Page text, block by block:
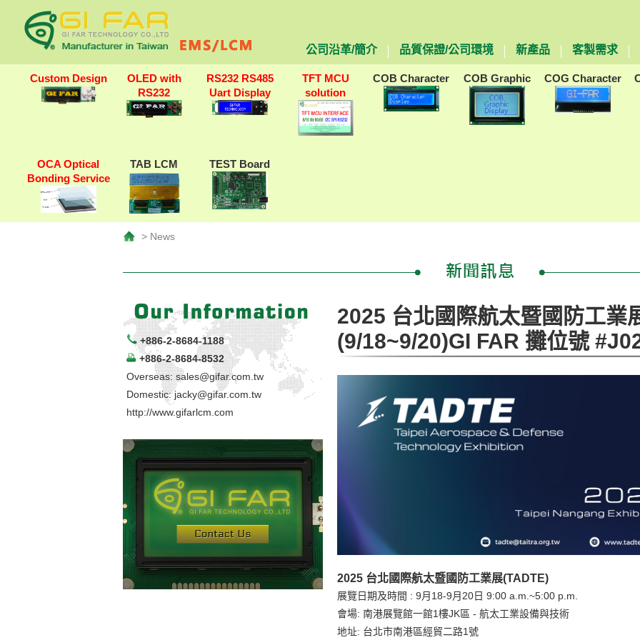
公司沿革/簡介 品質保證/公司環境 新產品 客製需求
Custom Design
OLED with
RS232
RS232 RS485
Uart Display
TFT MCU
solution
COB Character COB Graphic COG Character
OCA Optical
Bonding Service
TAB LCM TEST Board
> News
+886-2-8684-1188
+886-2-8684-8532
Overseas:sales@gifar.com.tw
Domestic:jacky@gifar.com.tw
http://www.gifarlcm.com
2025 台北國際航太暨國防工業
(9/18~9/20)GI FAR 攤位號
2025 台北國際航太暨國防工業展(TADTE)
展覽日期及時間 : 9月18-9月20日 9:00 a.m.~5:00 p.m.
會場: 南港展覽館一館1樓JK區 - 航太工業設備與技術
地址: 台北市南港區經貿二路1號